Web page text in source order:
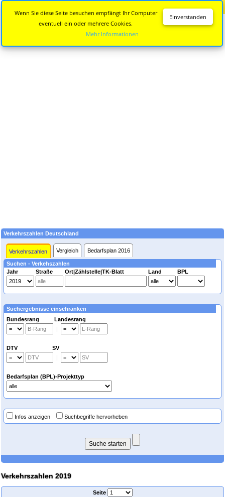
Verkehrszahlen Deutschland
Verkehrszahlen Vergleich Bedarfsplan 2016
Suchen - Verkehszahlen
Jahr
Straße Ort|Zählstelle|TK-Blatt Land BPL
Suchergebnisse einschränken
Bundesrang Landesrang
|
DTV SV
|
Bedarfsplan (BPL)-Projekttyp
Infos anzeigen Suchbegriffe hervorheben
Verkehrszahlen 2019
Seite
Einverstanden
Wenn Sie diese Seite besuchen empfängt Ihr Computer
eventuell ein oder mehrere Cookies.
Mehr Informationen